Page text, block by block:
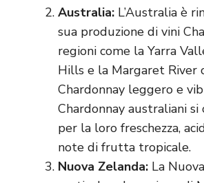
Australia: L’Australia è
sua produzione di vini
regioni come la Yarra
Hills e la Margaret River
Chardonnay leggero e
Chardonnay australiani si
per la loro freschezza,
note di frutta tropicale.
Nuova Zelanda: La